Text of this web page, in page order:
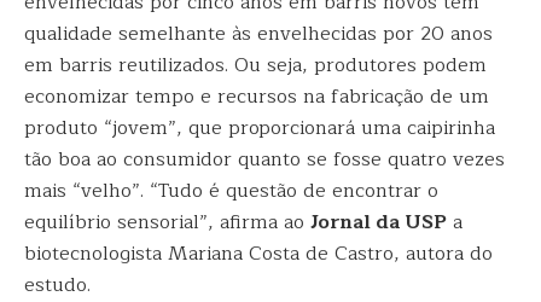
qualidade semelhante às envelhecidas por 20 anos
em barris reutilizados. Ou seja, produtores podem
economizar tempo e recursos na fabricação de um
produto “jovem”, que proporcionará uma caipirinha
tão boa ao consumidor quanto se fosse quatro vezes
mais “velho”. “Tudo é questão de encontrar o
equilíbrio sensorial”, afirma ao Jornal da USPa
biotecnologista Mariana Costa de Castro, autora do
estudo.